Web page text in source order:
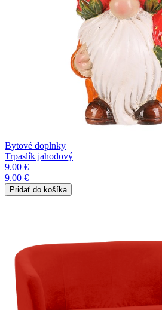
Bytové doplnky
Trpaslík jahodový
9.00 €
9.00 €